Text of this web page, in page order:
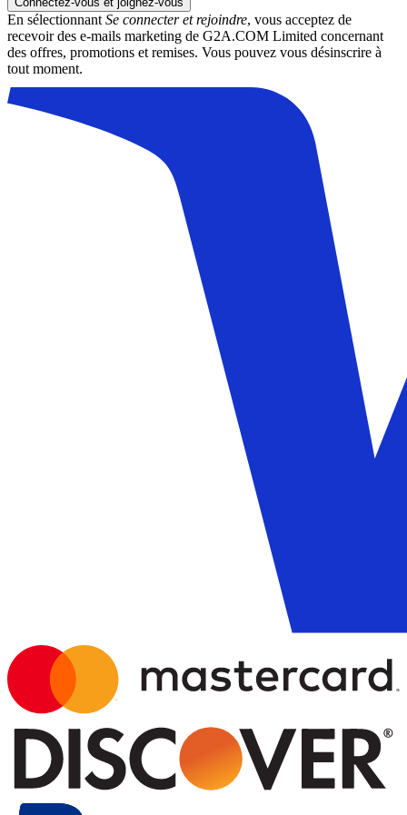
En sélectionnantSe connecter et rejoindre, vous acceptez de
recevoir des e-mails marketing de G2A.COM Limited concernant
des offres, promotions et remises. Vous pouvez vous désinscrire à
tout moment.